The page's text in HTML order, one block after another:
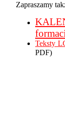
Zapraszamy
Teksty
PDF)